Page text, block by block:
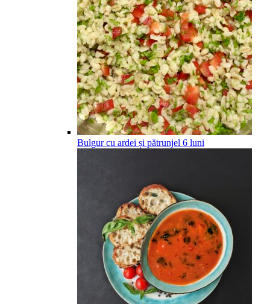
Bulgur cu ardei și pătrunjel 6 luni